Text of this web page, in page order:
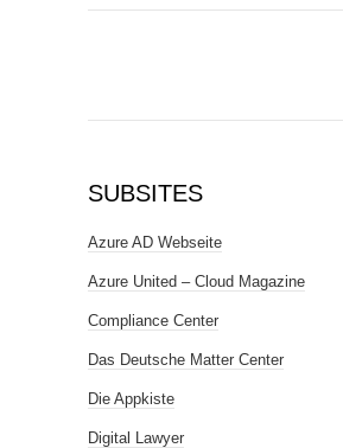
SUBSITES
Azure AD Webseite
Azure United – Cloud Magazine
Compliance Center
Das Deutsche Matter Center
Die Appkiste
Digital Lawyer